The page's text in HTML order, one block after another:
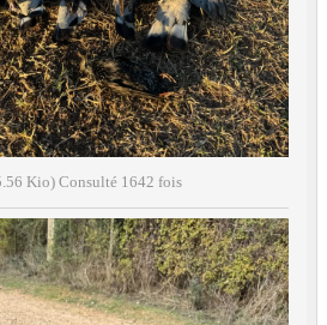
Kio) Consulté 1642 fois